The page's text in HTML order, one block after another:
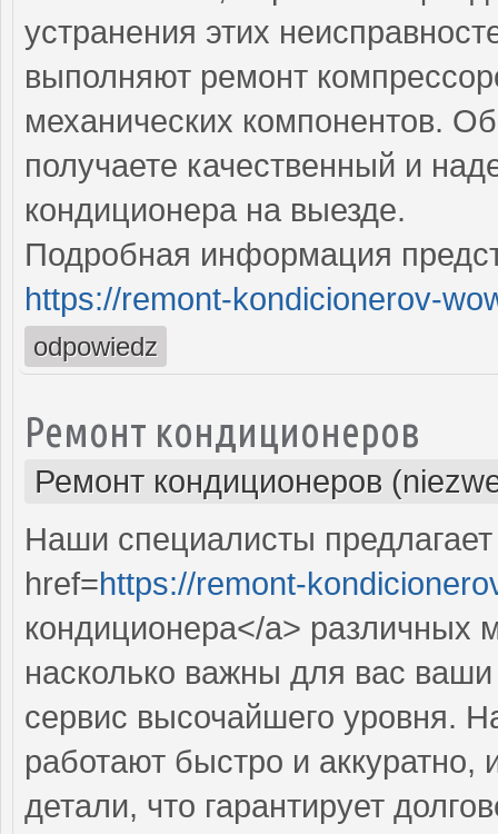
устранения этих
выполняют ремонт
механических компонентов.
получаете качественный и
кондиционера на выезде.
Подробная информация
https://remont-kondicionerov-
odpowiedz
Ремонт кондиционеров
Ремонт кондиционеров
Наши специалисты
href=https://remont-
кондиционера</a>
насколько важны для вас
сервис высочайшего уровня.
работают быстро и аккуратно,
детали, что гарантирует